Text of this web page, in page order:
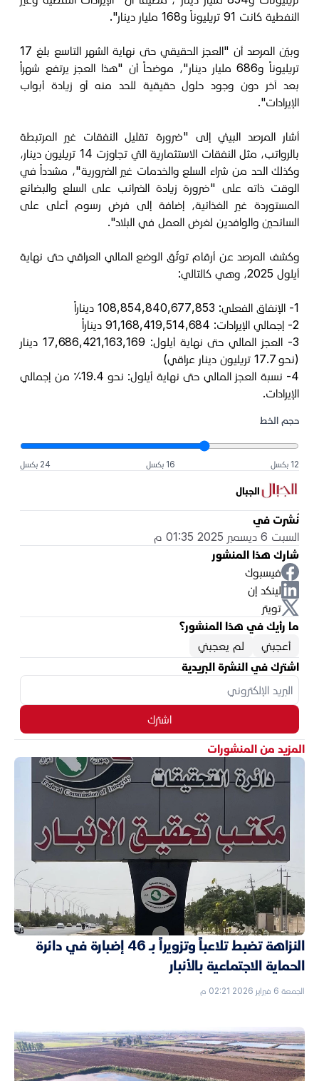
النفطية كانت 91 تريليوناً و168 مليار دينار".
وبيّن المرصد أن "العجز الحقيقي حتى نهاية الشهر التاسع بلغ 17
تريليوناً و686 مليار دينار"، موضحاً أن "هذا العجز يرتفع شهراً
بعد آخر دون وجود حلول حقيقية للحد منه أو زيادة أبواب
الإيرادات".
أشار المرصد البيئي إلى "ضرورة تقليل النفقات غير المرتبطة
بالرواتب، مثل النفقات الاستثمارية التي تجاوزت 14 تريليون دينار،
وكذلك الحد من شراء السلع والخدمات غير الضرورية"، مشدداً في
الوقت ذاته على "ضرورة زيادة الضرائب على السلع والبضائع
المستوردة غير الغذائية، إضافة إلى فرض رسوم أعلى على
السائحين والوافدين لغرض العمل في البلاد".
وكشف المرصد عن أرقام توثّق الوضع المالي العراقي حتى نهاية
أيلول 2025، وهي كالتالي:
1- الإنفاق الفعلي: 108,854,840,677,853 ديناراً
2- إجمالي الإيرادات: 91,168,419,514,684 ديناراً
3- العجز المالي حتى نهاية أيلول: 17,686,421,163,169 دينار
(نحو 17.7 تريليون دينار عراقي)
4- نسبة العجز المالي حتى نهاية أيلول: نحو 19.4٪ من إجمالي
الإيرادات.
حجم الخط
12 بكسل 16 بكسل 24 بكسل
الجبال
نُشرت في
السبت 6 ديسمبر 2025 01:35 م
شارك هذا المنشور
فيسبوك
لينكد إن
تويتر
ما رأيك في هذا المنشور؟
أعجبني
لم يعجبني
اشترك في النشرة البريدية
اشترك
المزيد من المنشورات
النزاهة تضبط تلاعباً وتزويراً بـ 46 إضبارة في دائرة
الحماية الاجتماعية بالأنبار
الجمعة 6 فبراير 2026 02:21 م